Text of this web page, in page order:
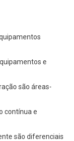
e
são áreas-
contínua e
são diferenciais